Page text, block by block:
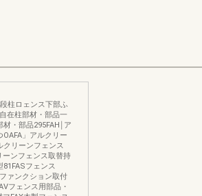
柱ロェンス下部ふ
在柱部材・部品一
・部品295FAH￨ア
」アルクリー
クリーンフェンス
ーンフェンス取替持
フェンス
ァンクション取付
フェンス用部品・